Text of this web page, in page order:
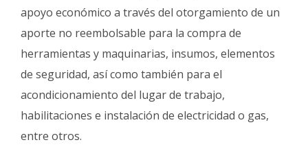
apoyo económico a través del otorgamiento de un
aporte no reembolsable para la compra de
herramientas y maquinarias, insumos, elementos
de seguridad, así como también para el
acondicionamiento del lugar de trabajo,
habilitaciones e instalación de electricidad o gas,
entre otros.